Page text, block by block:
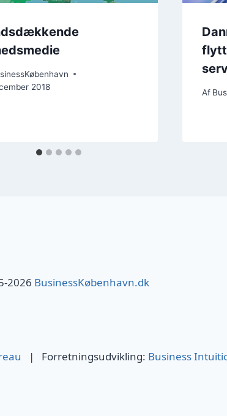
2018
Af
2026 BusinessKøbenhavn.dk
| Forretningsudvikling: Business